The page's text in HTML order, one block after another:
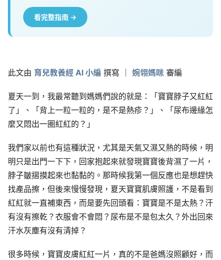
看完整指南 →
此文由 育兒教養經 AI 小編 撰寫 ｜ 婉翎媽咪 審編
夏天一到，我最常聽到媽媽們說的就是：「寶寶脖子又紅紅
了」、「背上一粒一粒的，是不是熱疹？」、「尿布邊緣怎
麼又悶出一圈紅紅的？」
我們家以前也有這種狀況，尤其是天氣又濕又熱的時候，明
明只是出門一下下，回家抱起來就發現寶寶後背濕了一片，
脖子皺摺摸起來也黏黏的。那時候我第一個反應也是想趕快
找產品擦，但後來慢慢發現，夏天寶寶肌膚照護，不是看到
紅紅就一直補東西，而是要先回頭看：寶寶是不是太熱？汗
有沒有擦乾？衣服會不會悶？尿布是不是包太久？外出回來
汗水灰塵有沒有清掉？
很多時候，寶寶皮膚紅紅一片，真的不是爸媽沒照顧好，而